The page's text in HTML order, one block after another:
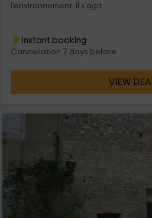
l'environnement. Il s'agit...
Instant booking
Cancellation 7 days before
VIEW DEAL